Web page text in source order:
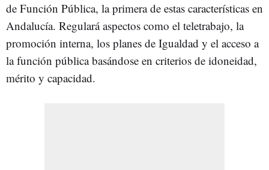
de Función Pública, la primera de estas características en
Andalucía. Regulará aspectos como el teletrabajo, la
promoción interna, los planes de Igualdad y el acceso a
la función pública basándose en criterios de idoneidad,
mérito y capacidad.